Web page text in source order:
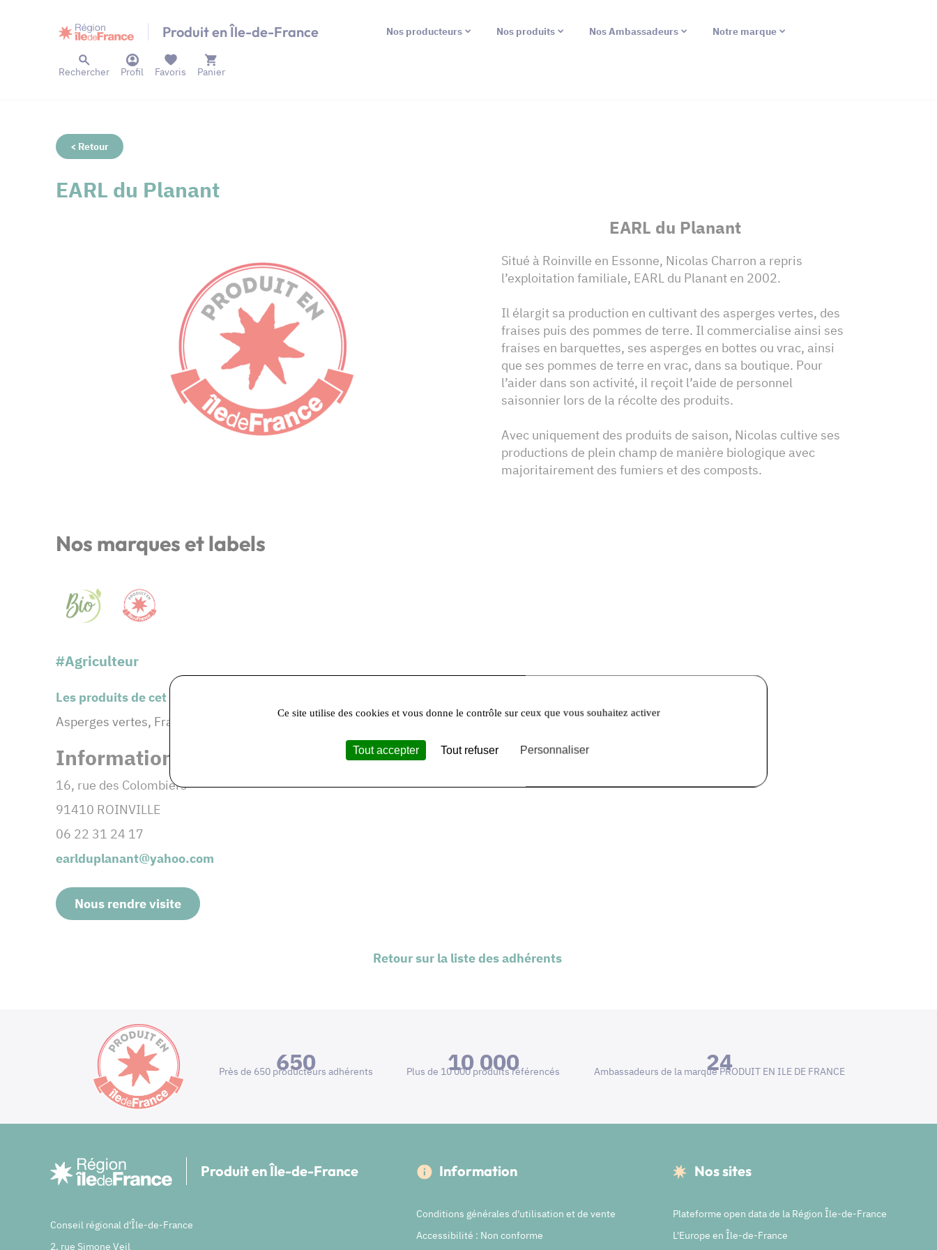
Produit en Île-de-France Nos producteurs Nos produits Nos Ambassadeurs Notre marque
Rechercher Profil Panier
Favoris
< Retour
EARL du Planant
EARL du Planant
Situé à Roinville en Essonne, Nicolas Charron a repris
l’exploitation familiale, EARL du Planant en 2002.
Il élargit sa production en cultivant des asperges vertes, des
fraises puis des pommes de terre. Il commercialise ainsi ses
fraises en barquettes, ses asperges en bottes ou vrac, ainsi
que ses pommes de terre en vrac, dans sa boutique. Pour
l’aider dans son activité, il reçoit l’aide de personnel
saisonnier lors de la récolte des produits.
Avec uniquement des produits de saison, Nicolas cultive ses
productions de plein champ de manière biologique avec
majoritairement des fumiers et des composts.
Nos marques et labels
#Agriculteur
Les produits de cet adhérent :
Asperges vertes, Fraises, Pommes de terre nouvelles
Informations et coordonnées :
16, rue des Colombiers
91410 ROINVILLE
06 22 31 24 17
earlduplanant@yahoo.com
Nous rendre visite
Retour sur la liste des adhérents
650
Près de 650 producteurs adhérents 10 000
Plus de 10 000 produits référencés 24
Ambassadeurs de la marque PRODUIT EN ILE DE FRANCE
Produit en Île-de-France
Conseil régional d'Île-de-France
2, rue Simone Veil
Information
Conditions générales d'utilisation et de vente
Accessibilité : Non conforme
Nos sites
Plateforme open data de la Région Île-de-France
L'Europe en Île-de-France
Ce site utilise des cookies et vous donne le contrôle sur ceux que vous souhaitez activer
Tout accepter Tout refuser Personnaliser